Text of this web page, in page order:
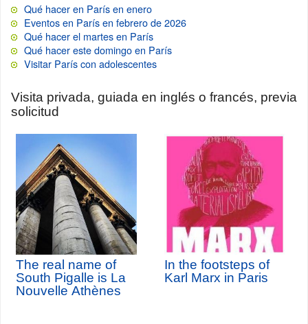
Qué hacer en París en enero
Eventos en París en febrero de 2026
Qué hacer el martes en París
Qué hacer este domingo en París
Visitar París con adolescentes
Visita privada, guiada en inglés o francés, previa
solicitud
The real name of
South Pigalle is La
Nouvelle Athènes
In the footsteps of
Karl Marx in Paris